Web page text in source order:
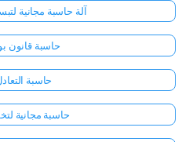
آلة حاسبة مجانية
حاسبة قانون
حاسبة
حاسبة مجانية